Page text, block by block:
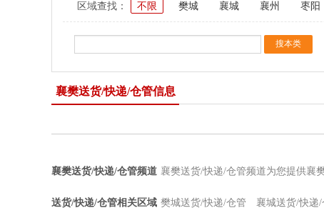
区域查找： 不限 樊城 襄城 襄州 枣阳
襄樊送货/快递/仓管信息
襄樊送货/快递/仓管频道 襄樊送货/快递/仓管频道为您提供襄
送货/快递/仓管相关区域 樊城送货/快递/仓管 襄城送货/快递/